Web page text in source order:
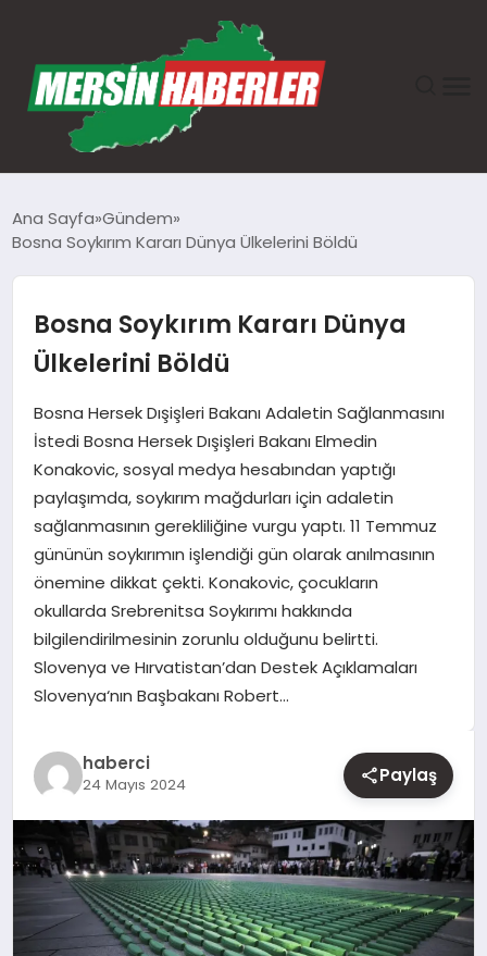
GÜNDEM
EKONOMI
SAĞLIK
YAŞAM
Ana Sayfa Gündem
Bosna Soykırım Kararı Dünya Ülkelerini Böldü
Bosna Soykırım Kararı Dünya
Ülkelerini Böldü
Bosna Hersek Dışişleri Bakanı Adaletin Sağlanmasını
İstedi Bosna Hersek Dışişleri Bakanı Elmedin
Konakovic, sosyal medya hesabından yaptığı
paylaşımda, soykırım mağdurları için adaletin
sağlanmasının gerekliliğine vurgu yaptı. 11 Temmuz
gününün soykırımın işlendiği gün olarak anılmasının
önemine dikkat çekti. Konakovic, çocukların
okullarda Srebrenitsa Soykırımı hakkında
bilgilendirilmesinin zorunlu olduğunu belirtti.
Slovenya ve Hırvatistan’dan Destek Açıklamaları
Slovenya‘nın Başbakanı Robert…
haberci
24 Mayıs 2024 Paylaş